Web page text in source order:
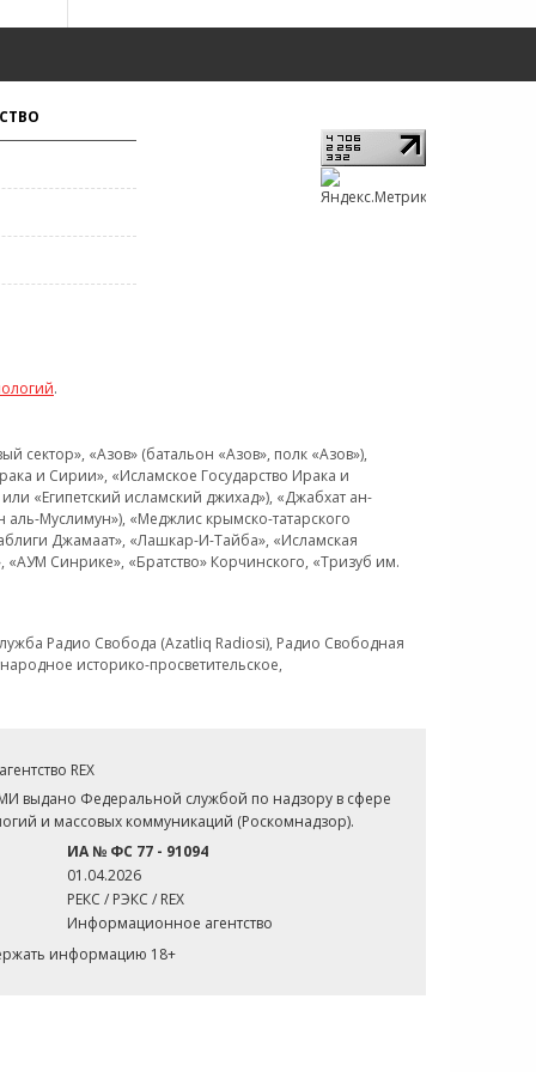
.
«Азов» (батальон «Азов», полк «Азов»),
и Сирии», «Исламское Государство Ирака и
«Египетский исламский джихад»), «Джабхат ан-
Муслимун»), «Меджлис крымско-татарского
Джамаат», «Лашкар-И-Тайба», «Исламская
Синрике», «Братство» Корчинского, «Тризуб им.
Радио Свобода (Azatliq Radiosi), Радио Свободная
историко-просветительское,
REX
выдано Федеральной службой по надзору в сфере
и массовых коммуникаций (Роскомнадзор).
ИА № ФС 77 - 91094
01.04.2026
РЕКС / РЭКС / REX
Информационное агентство
информацию 18+